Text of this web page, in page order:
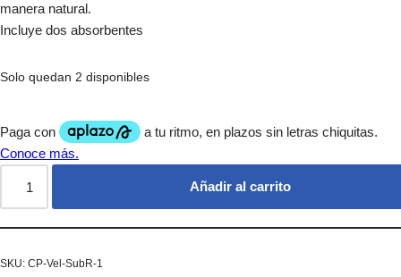
manera natural.
Incluye dos absorbentes
Solo quedan 2 disponibles
Añadir al carrito
SKU: CP-Vel-SubR-1